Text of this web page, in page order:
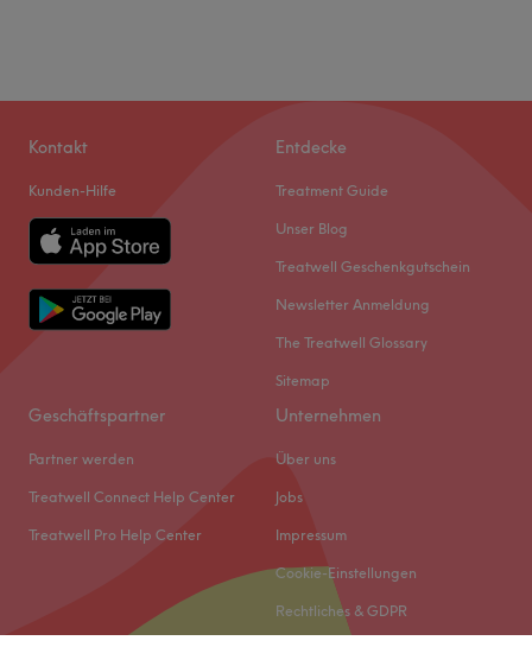
Kontakt
Kunden-Hilfe
Entdecke
Treatment Guide
Unser Blog
Treatwell Geschenkgutschein
Newsletter Anmeldung
The Treatwell Glossary
Sitemap
Geschäftspartner
Partner werden
Treatwell Connect Help Center
Treatwell Pro Help Center
Unternehmen
Über uns
Jobs
Impressum
Cookie-Einstellungen
Rechtliches & GDPR